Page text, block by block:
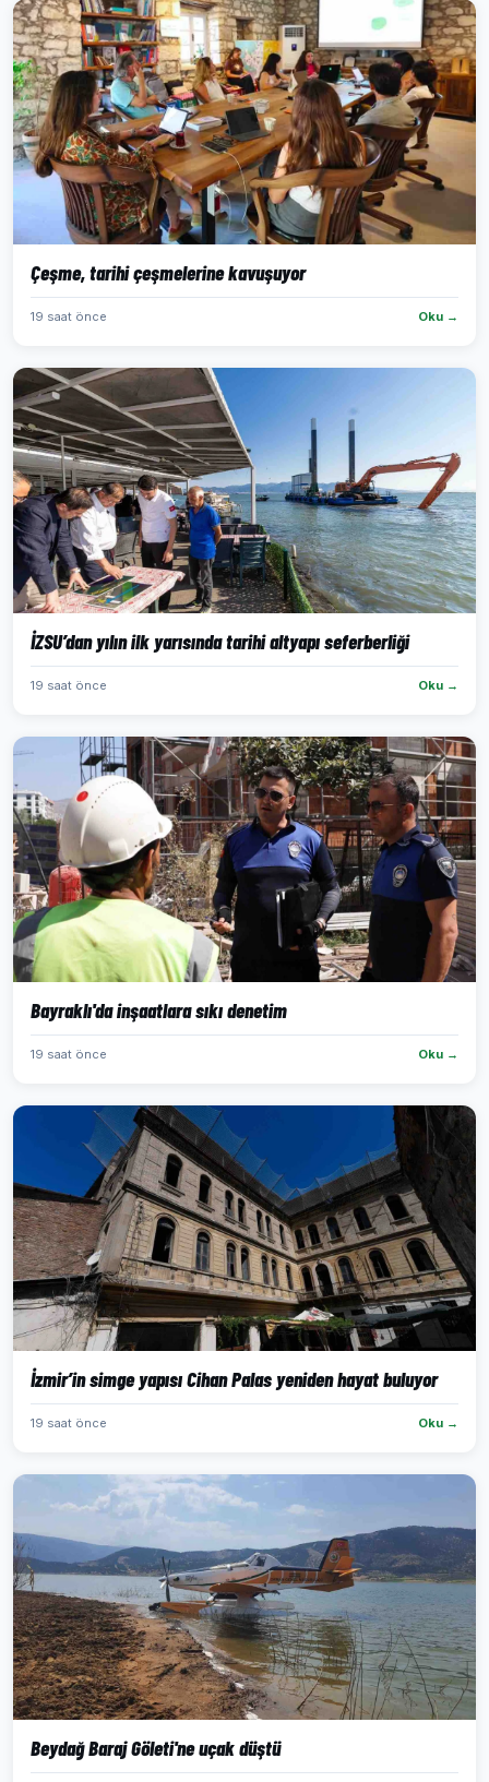
Çeşme, tarihi çeşmelerine kavuşuyor
19 saat önce Oku →
İZSU’dan yılın ilk yarısında tarihi altyapı seferberliği
19 saat önce Oku →
Bayraklı'da inşaatlara sıkı denetim
19 saat önce Oku →
İzmir’in simge yapısı Cihan Palas yeniden hayat buluyor
19 saat önce Oku →
Beydağ Baraj Göleti'ne uçak düştü